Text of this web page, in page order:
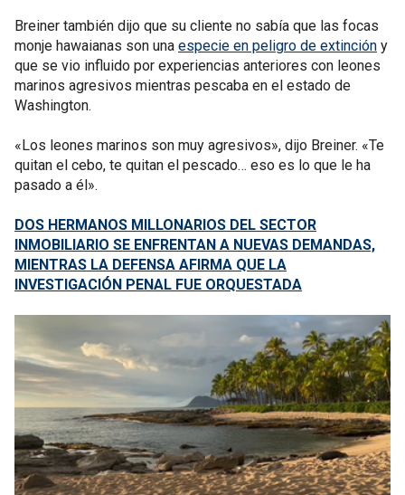
Breiner también dijo que su cliente no sabía que las focas
monje hawaianas son una especie en peligro de extinción y
que se vio influido por experiencias anteriores con leones
marinos agresivos mientras pescaba en el estado de
Washington.
«Los leones marinos son muy agresivos», dijo Breiner. «Te
quitan el cebo, te quitan el pescado… eso es lo que le ha
pasado a él».
DOS HERMANOS MILLONARIOS DEL SECTOR
INMOBILIARIO SE ENFRENTAN A NUEVAS DEMANDAS,
MIENTRAS LA DEFENSA AFIRMA QUE LA
INVESTIGACIÓN PENAL FUE ORQUESTADA